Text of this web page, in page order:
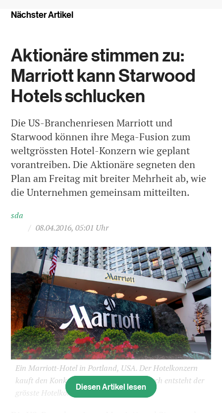
Nächster Artikel
Aktionäre stimmen zu:
Marriott kann Starwood
Hotels schlucken
Die US-Branchenriesen Marriott und
Starwood können ihre Mega-Fusion zum
weltgrössten Hotel-Konzern wie geplant
vorantreiben. Die Aktionäre segneten den
Plan am Freitag mit breiter Mehrheit ab, wie
die Unternehmen gemeinsam mitteilten.
sda
/ 08.04.2016, 05:01 Uhr
Ein Marriott-Hotel in Portland, USA. Der Hotelkonzern
kauft den Konkurrenten Starwood. Dadurch entsteht der
grösste Hotelkonzern der Welt.(Bild: sda)
Diesen Artikel lesen